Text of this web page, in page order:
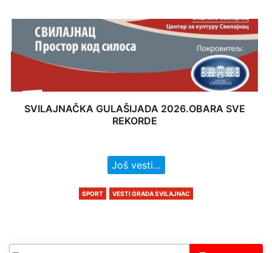
SVILAJNAČKA GULAŠIJADA 2026.OBARA SVE
REKORDE
Još vesti…
SPORT VESTI GRADA SVILAJNAC